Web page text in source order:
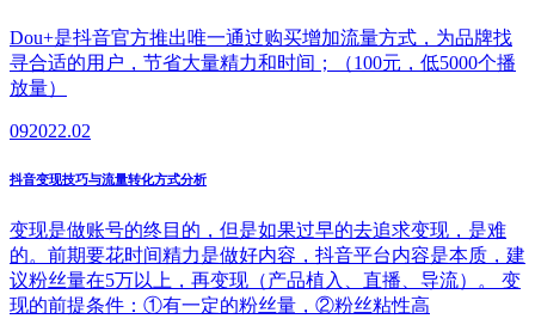
Dou+是抖音官方推出唯一通过购买增加流量方式，为品牌找
寻合适的用户，节省大量精力和时间；（100元，低5000个播
放量）
092022.02
抖音变现技巧与流量转化方式分析
变现是做账号的终目的，但是如果过早的去追求变现，是难
的。前期要花时间精力是做好内容，抖音平台内容是本质，建
议粉丝量在5万以上，再变现（产品植入、直播、导流）。 变
现的前提条件：①有一定的粉丝量，②粉丝粘性高